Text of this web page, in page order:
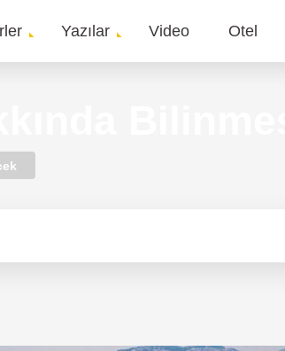
Yazılar Video Otel